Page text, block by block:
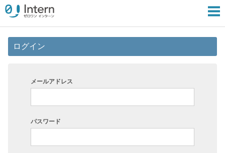
ログイン
メールアドレス
パスワード